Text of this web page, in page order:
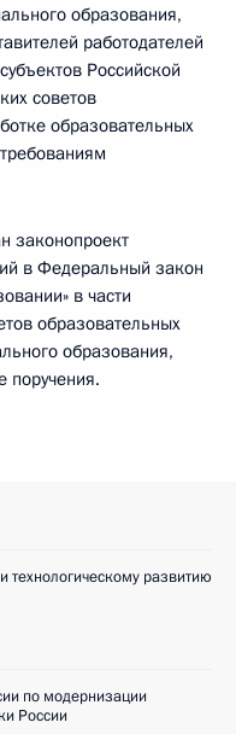
образования,
работодателей
Российской
советов
образовательных
законопроект
в Федеральный закон
в части
образовательных
образования,
поручения.
развитию
по модернизации
России